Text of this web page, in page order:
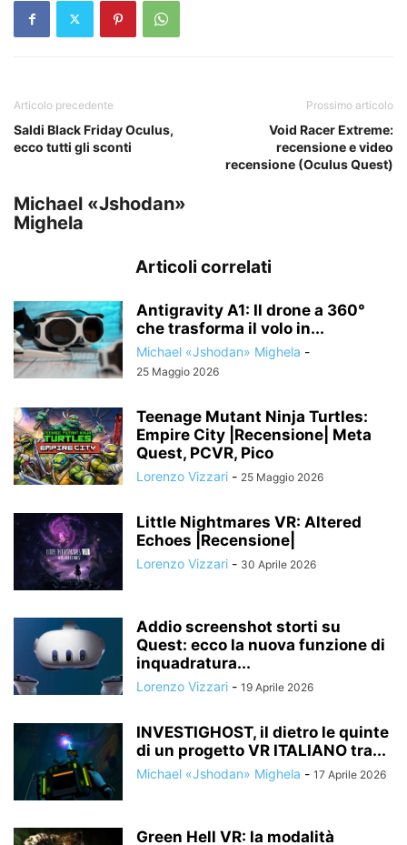
Articolo precedente
Saldi Black Friday Oculus,
ecco tutti gli sconti
Prossimo articolo
Void Racer Extreme:
recensione e video
recensione (Oculus Quest)
Michael «Jshodan»
Mighela
Articoli correlati
Antigravity A1: Il drone a 360°
che trasforma il volo in...
Michael «Jshodan» Mighela -
25 Maggio 2026
Teenage Mutant Ninja Turtles:
Empire City |Recensione| Meta
Quest, PCVR, Pico
Lorenzo Vizzari - 25 Maggio 2026
Little Nightmares VR: Altered
Echoes |Recensione|
Lorenzo Vizzari - 30 Aprile 2026
Addio screenshot storti su
Quest: ecco la nuova funzione di
inquadratura...
Lorenzo Vizzari - 19 Aprile 2026
INVESTIGHOST, il dietro le quinte
di un progetto VR ITALIANO tra...
Michael «Jshodan» Mighela - 17 Aprile 2026
Green Hell VR: la modalità